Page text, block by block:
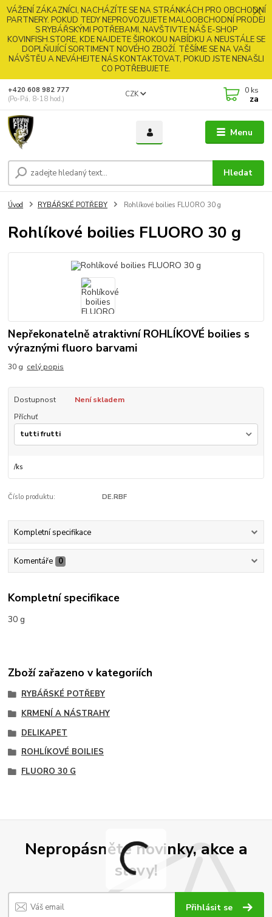
VÁŽENÍ ZÁKAZNÍCI, NACHÁZÍTE SE NA STRÁNKÁCH PRO OBCHODNÍ
PARTNERY. POKUD TEDY NEPROVOZUJETE MALOOBCHODNÍ PRODEJ
S RYBÁŘSKÝMI POTŘEBAMI, NAVŠTIVTE NÁŠ E-SHOP
KOVINFISH.STORE, KDE NAJDETE ŠIROKOU NABÍDKU A NEUSTÁLE SE
DOPLŇUJÍCÍ SORTIMENT NOVÉHO ZBOŽÍ. TĚŠÍME SE NA VAŠI
NÁVŠTĚU A NEVÁHEJTE NÁS KONTAKTOVAT, POKUD JSTE NENAŠLI
CO POTŘEBUJETE.
Menu
CZK
Hledat
+420 608 982 777
(Po-Pá, 8-18 hod.)
0 ks
za
Úvod RYBÁŘSKÉ POTŘEBY Rohlíkové boilies FLUORO 30 g
Rohlíkové boilies FLUORO 30 g
Nepřekonatelně atraktivní ROHLÍKOVÉ boilies s
výraznými fluoro barvami
30 g celý popis
Dostupnost
Není skladem
Příchuť
/ks
Číslo produktu: DE.RBF
Kompletní specifikace
Komentáře 0
Kompletní specifikace
30 g
Zboží zařazeno v kategoriích
RYBÁŘSKÉ POTŘEBY
KRMENÍ A NÁSTRAHY
DELIKAPET
ROHLÍKOVÉ BOILIES
FLUORO 30 G
Nepropásněte novinky, akce a
slevy!
Přihlásit se